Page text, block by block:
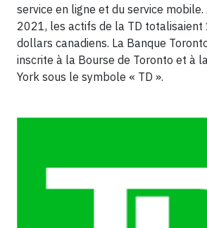
service en ligne et du service
2021, les actifs de la TD totalisaient
dollars canadiens. La Banque
inscrite à la Bourse de Toronto et à
York sous le symbole « TD ».